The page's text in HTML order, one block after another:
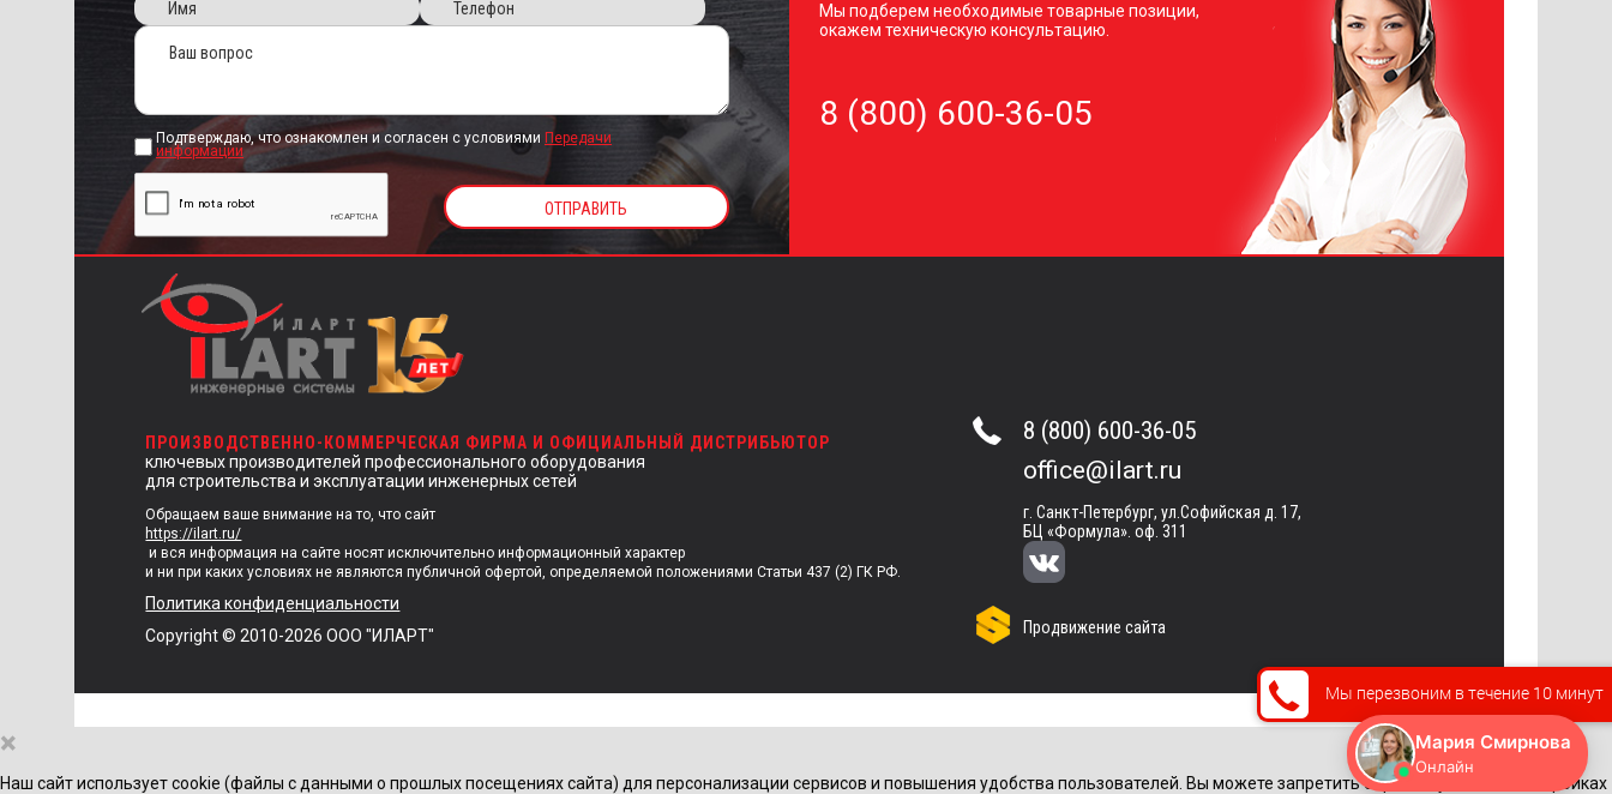
Подтверждаю, что ознакомлен и согласен с условиями Передачи
информации
Мы подберем необходимые товарные позиции,
окажем техническую консультацию.
8 (800) 600-36-05
ПРОИЗВОДСТВЕННО-КОММЕРЧЕСКАЯ ФИРМА И ОФИЦИАЛЬНЫЙ ДИСТРИБЬЮТОР
ключевых производителей профессионального оборудования
для строительства и эксплуатации инженерных сетей
Обращаем ваше внимание на то, что сайт
https://ilart.ru/
и вся информация на сайте носят исключительно информационный характер
и ни при каких условиях не являются публичной офертой, определяемой положениями Статьи 437 (2) ГК РФ.
Политика конфиденциальности
Copyright © 2010-2026 ООО "ИЛАРТ"
8 (800) 600-36-05
office@ilart.ru
г. Санкт-Петербург, ул.Софийская д. 17,
БЦ «Формула». оф. 311
Продвижение сайта
×
Наш сайт использует cookie (файлы с данными о прошлых посещениях сайта) для персонализации сервисов и повышения удобства пользователей. Вы можете запретить обработку cookie в настройках
Мы перезвоним в течение 10 минут